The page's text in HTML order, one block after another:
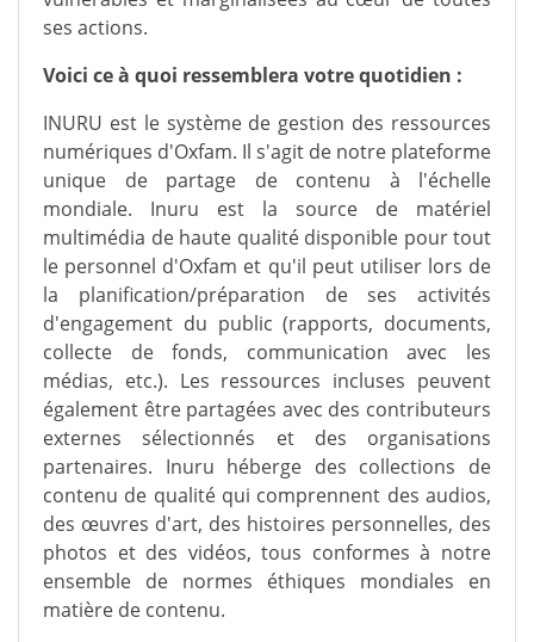
ses actions.
Voici ce à quoi ressemblera votre quotidien :
INURU est le système de gestion des ressources
numériques d'Oxfam. Il s'agit de notre plateforme
unique de partage de contenu à l'échelle
mondiale. Inuru est la source de matériel
multimédia de haute qualité disponible pour tout
le personnel d'Oxfam et qu'il peut utiliser lors de
la planification/préparation de ses activités
d'engagement du public (rapports, documents,
collecte de fonds, communication avec les
médias, etc.). Les ressources incluses peuvent
également être partagées avec des contributeurs
externes sélectionnés et des organisations
partenaires. Inuru héberge des collections de
contenu de qualité qui comprennent des audios,
des œuvres d'art, des histoires personnelles, des
photos et des vidéos, tous conformes à notre
ensemble de normes éthiques mondiales en
matière de contenu.